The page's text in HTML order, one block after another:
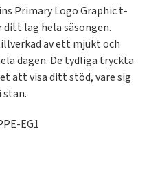
Primary Logo Graphic t-
lag hela säsongen.
av ett mjukt och
dagen. De tydliga tryckta
att visa ditt stöd, vare sig
stan.
EG1